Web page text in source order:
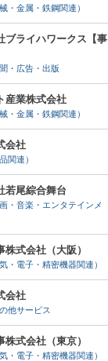
・金属・鉄鋼関連）
ブライハワークス【事
・広告・出版
産業株式会社
・金属・鉄鋼関連）
会社
関連）
若尾綜合舞台
・音楽・エンタテインメ
株式会社（大阪）
・電子・精密機器関連）
会社
他サービス
株式会社（東京）
・電子・精密機器関連）